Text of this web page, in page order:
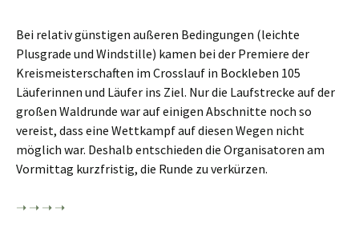
Bei relativ günstigen außeren Bedingungen (leichte
Plusgrade und Windstille) kamen bei der Premiere der
Kreismeisterschaften im Crosslauf in Bockleben 105
Läuferinnen und Läufer ins Ziel. Nur die Laufstrecke auf der
großen Waldrunde war auf einigen Abschnitte noch so
vereist, dass eine Wettkampf auf diesen Wegen nicht
möglich war. Deshalb entschieden die Organisatoren am
Vormittag kurzfristig, die Runde zu verkürzen.